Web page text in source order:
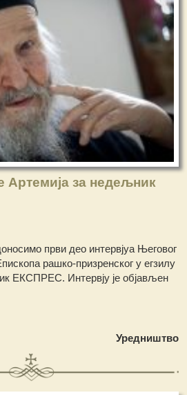
Артемија за недељник
први део интервјуа Његовог
рашко-призренског у егзилу
ЕКСПРЕС. Интервју је објављен
Уредништво